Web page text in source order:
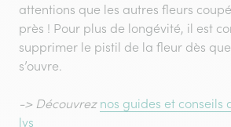
attentions que les autres fleurs
près ! Pour plus de longévité, il est
supprimer le pistil de la fleur dès
s’ouvre.
-> Découvrez nos guides et conseils
lys